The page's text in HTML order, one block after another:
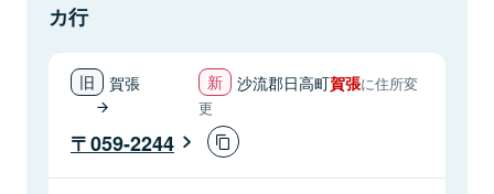
カ行
賀張 沙流郡日高町賀張に住所変
更
059-2244